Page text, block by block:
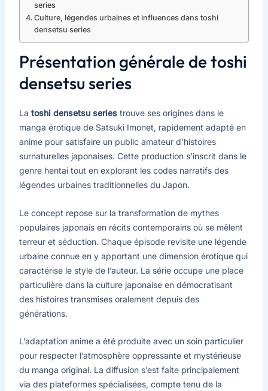
series
Culture, légendes urbaines et influences dans toshi
densetsu series
Présentation générale de toshi
densetsu series
La toshi densetsu seriestrouve ses origines dans le
manga érotique de Satsuki Imonet, rapidement adapté en
anime pour satisfaire un public amateur d’histoires
surnaturelles japonaises. Cette production s’inscrit dans le
genre hentai tout en explorant les codes narratifs des
légendes urbaines traditionnelles du Japon.
Le concept repose sur la transformation de mythes
populaires japonais en récits contemporains où se mêlent
terreur et séduction. Chaque épisode revisite une légende
urbaine connue en y apportant une dimension érotique qui
caractérise le style de l’auteur. La série occupe une place
particulière dans la culture japonaise en démocratisant
des histoires transmises oralement depuis des
générations.
L’adaptation anime a été produite avec un soin particulier
pour respecter l’atmosphère oppressante et mystérieuse
du manga original. La diffusion s’est faite principalement
via des plateformes spécialisées, compte tenu de la